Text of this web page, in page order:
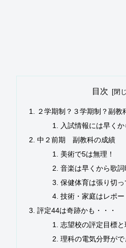
目次
２学期制？３学期制？副教
入試情報には早くか
中２前期 副教科の成績
美術で5は無理！
音楽は早くから歌
保健体育は張り切
技術・家庭はレポ
評定44は奇跡かも・・・
志望校の評定目標
理科の電気分野が